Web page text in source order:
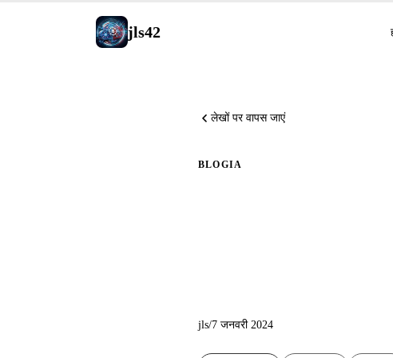
jls42
लेखों पर वापस जाएं
BLOGIA
jls/7 जनवरी 2024